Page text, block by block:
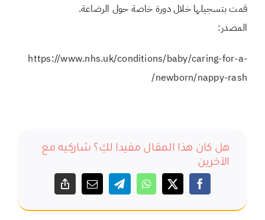
قمت بتسجيلها خلال دورة خاصة حول الرضاعة.
المصدر:
https://www.nhs.uk/conditions/baby/caring-for-a-
newborn/nappy-rash/
هل كان هذا المقال مفيدا لكِ؟ شاركِيه مع
الآخرين